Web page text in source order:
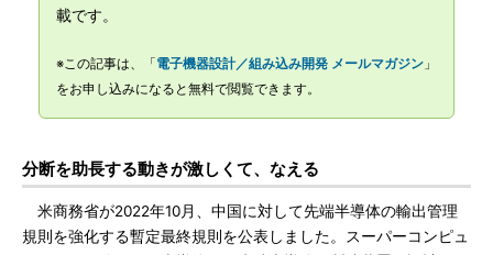
載です。
※この記事は、「 電子機器設計／組み込み開発 メールマガジン 」
をお申し込みになると無料で閲覧できます。
分断を助長する動きが激しくて、なえる
米商務省が2022年10月、中国に対して先端半導体の輸出管理
規則を強化する暫定最終規則を公表しました。スーパーコンピュ